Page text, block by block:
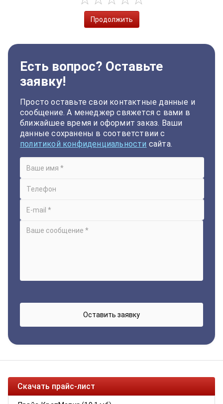
Продолжить
Есть вопрос? Оставьте
заявку!
Просто оставьте свои контактные данные и
сообщение. А менеджер свяжется с вами в
ближайшее время и оформит заказ. Ваши
данные сохранены в соответствии с
политикой конфиденциальности сайта.
Скачать прайс-лист